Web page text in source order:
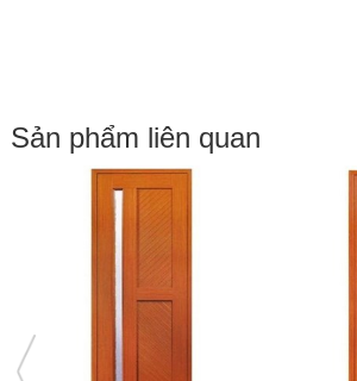
Sản phẩm liên quan